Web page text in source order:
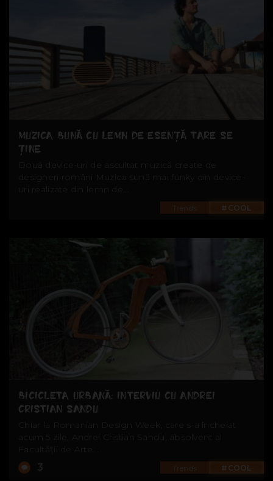
MUZICA BUNĂ CU LEMN DE ESENȚĂ TARE SE
ȚINE
Două device-uri de ascultat muzică create de
designeri români Muzica sună mai funky din device-
uri realizate din lemn de...
#COOL
Trends
BICICLETA URBANĂ: INTERVIU CU ANDREI
CRISTIAN SANDU
Chiar la Romanian Design Week, care s-a încheiat
acum 5 zile, Andrei Cristian Sandu, absolvent al
Facultății de Arte...
#COOL
Trends
3